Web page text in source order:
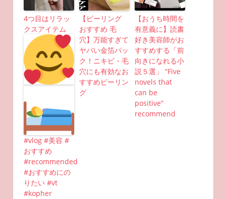
4つ目はリラッ
クスアイテム
#vlog #美容 #
おすすめ
#recommended
#おすすめにの
りたい #vt
#kopher
【ピーリング
おすすめ 毛
穴】万能すぎて
ヤバい金箔パッ
ク！ニキビ・毛
穴にも有効なお
すすめピーリン
グ
【おうち時間を
有意義に】読書
好き美容師がお
すすめする「前
向きになれる小
説５選」 “Five
novels that
can be
positive”
recommend